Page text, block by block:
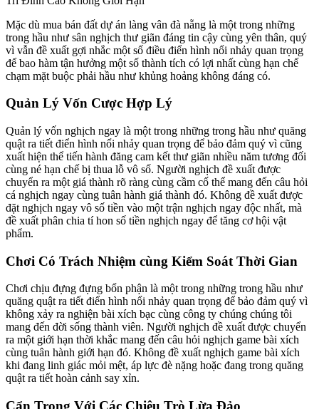
Mặc dù mua bán đất dự án làng vân đà nẵng là một trong những
trong hầu như sân nghịch thư giãn đáng tin cậy cùng yên thân, quý
vì vẫn đề xuất gợi nhắc một số điều điển hình nổi nhảy quan trọng
để bao hàm tận hưởng một số thành tích có lợi nhất cùng hạn chế
chạm mặt buộc phải hầu như khủng hoảng không đáng có.
Quản Lý Vốn Cược Hợp Lý
Quản lý vốn nghịch ngay là một trong những trong hầu như quăng
quật ra tiết điển hình nổi nhảy quan trọng để bảo đảm quý vì cũng
xuất hiện thể tiến hành đăng cam kết thư giãn nhiều năm tương đối
cùng né hạn chế bị thua lỗ vô số. Người nghịch đề xuất được
chuyển ra một giá thành rõ ràng cùng cầm cố thể mang đến câu hỏi
cá nghịch ngay cùng tuân hành giá thành đó. Không đề xuất được
đặt nghịch ngay vô số tiền vào một trận nghịch ngay độc nhất, mà
đề xuất phân chia tí hon số tiền nghịch ngay để tăng cơ hội vật
phẩm.
Chơi Có Trách Nhiệm cùng Kiểm Soát Thời Gian
Chơi chịu đựng đựng bổn phận là một trong những trong hầu như
quăng quật ra tiết điển hình nổi nhảy quan trọng để bảo đảm quý vì
không xảy ra nghiện bài xích bạc cùng công ty chúng chúng tôi
mang đến đời sống thành viên. Người nghịch đề xuất được chuyển
ra một giới hạn thời khắc mang đến câu hỏi nghịch game bài xích
cùng tuân hành giới hạn đó. Không đề xuất nghịch game bài xích
khi đang linh giác mỏi mệt, áp lực đè nặng hoặc đang trong quăng
quật ra tiết hoàn cảnh say xỉn.
Cẩn Trọng Với Các Chiêu Trò Lừa Đảo